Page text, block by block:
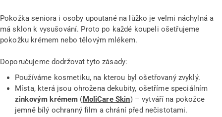
Pokožka seniora i osoby upoutané na lůžko je velmi náchylná a
má sklon k vysušování. Proto po každé koupeli ošetřujeme
pokožku krémem nebo tělovým mlékem.
Doporučujeme dodržovat tyto zásady:
Používáme kosmetiku, na kterou byl ošetřovaný zvyklý.
Místa, která jsou ohrožena dekubity, ošetříme speciálním
zinkovým krémem ( MoliCare Skin) – vytváří na pokožce
jemně bílý ochranný film a chrání před nečistotami.